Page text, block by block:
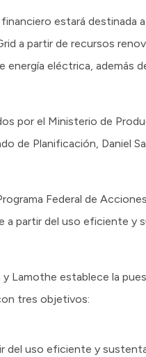
estará destinada
a partir de recursos
eléctrica, además
por el Ministerio de
de Planificación, Daniel
Federal de
a partir del uso eficiente
Lamothe establece la
tres objetivos:
del uso eficiente y